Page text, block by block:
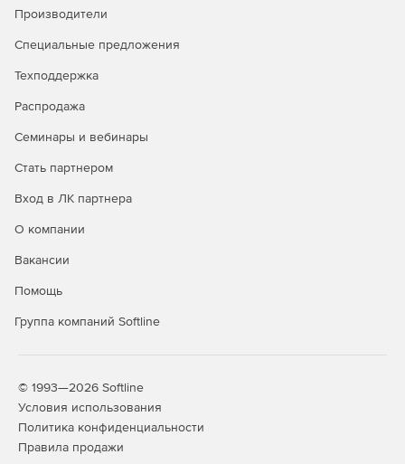
Производители
Специальные предложения
Техподдержка
Распродажа
Семинары и вебинары
Стать партнером
Вход в ЛК партнера
О компании
Вакансии
Помощь
Группа компаний Softline
© 1993—2026 Softline
Условия использования
Политика конфиденциальности
Правила продажи